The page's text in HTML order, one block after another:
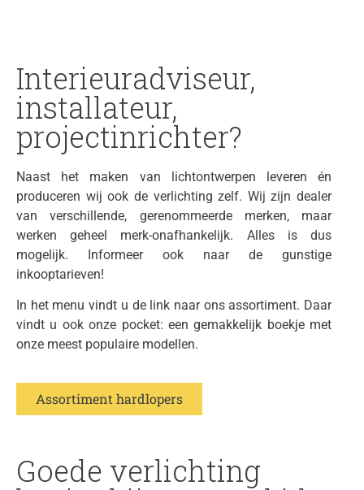
Interieuradviseur,
installateur,
projectinrichter?
Naast het maken van lichtontwerpen leveren én
produceren wij ook de verlichting zelf. Wij zijn dealer
van verschillende, gerenommeerde merken, maar
werken geheel merk-onafhankelijk. Alles is dus
mogelijk. Informeer ook naar de gunstige
inkooptarieven!
In het menu vindt u de link naar ons assortiment. Daar
vindt u ook onze pocket: een gemakkelijk boekje met
onze meest populaire modellen.
Assortiment hardlopers
Goede verlichting